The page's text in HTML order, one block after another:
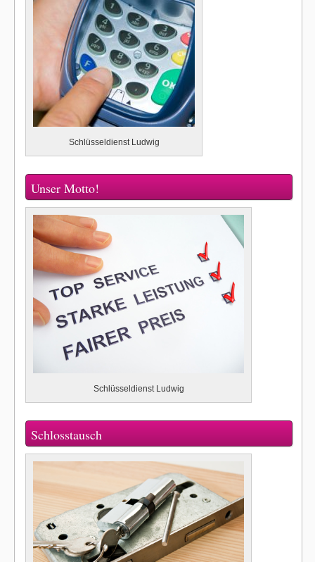
Schlüsseldienst Ludwig
Unser Motto!
Schlüsseldienst Ludwig
Schlosstausch